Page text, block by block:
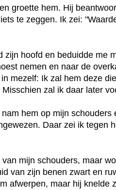
groette hem. Hij
te zeggen. Ik zei:
zijn hoofd en beduidde me
nemen en naar de
mezelf: Ik zal hem deze
zal ik daar later
hem op mijn schouders
Daar zei ik tegen
mijn schouders, maar
van zijn benen zwart en
afwerpen, maar hij knelde